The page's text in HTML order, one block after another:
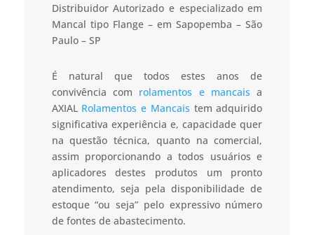
Distribuidor Autorizado e especializado em
Mancal tipo Flange – em Sapopemba – São
Paulo – SP
É natural que todos estes anos de
convivência com rolamentos e mancais a
AXIAL Rolamentos e Mancais tem adquirido
significativa experiência e, capacidade quer
na questão técnica, quanto na comercial,
assim proporcionando a todos usuários e
aplicadores destes produtos um pronto
atendimento, seja pela disponibilidade de
estoque “ou seja” pelo expressivo número
de fontes de abastecimento.